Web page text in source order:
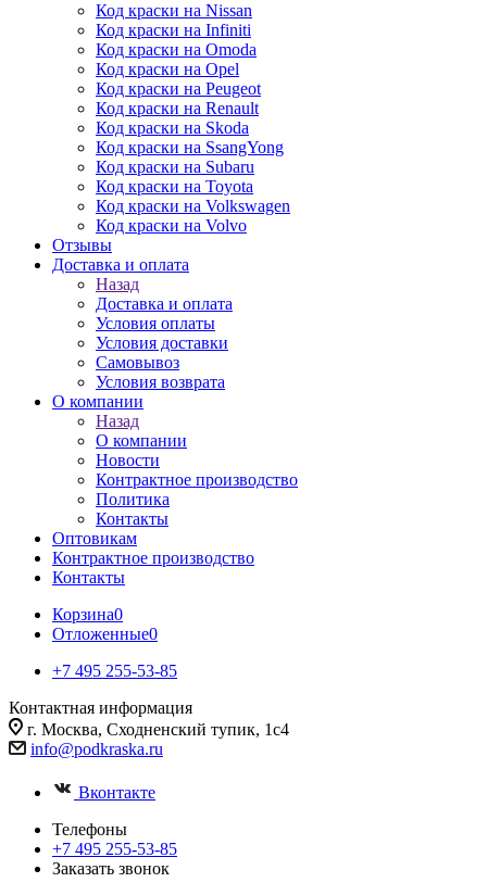
Код краски на Nissan
Код краски на Infiniti
Код краски на Omoda
Код краски на Opel
Код краски на Peugeot
Код краски на Renault
Код краски на Skoda
Код краски на SsangYong
Код краски на Subaru
Код краски на Toyota
Код краски на Volkswagen
Код краски на Volvo
Отзывы
Доставка и оплата
Назад
Доставка и оплата
Условия оплаты
Условия доставки
Самовывоз
Условия возврата
О компании
Назад
О компании
Новости
Контрактное производство
Политика
Контакты
Оптовикам
Контрактное производство
Контакты
Корзина0
Отложенные0
+7 495 255-53-85
Контактная информация
г. Москва, Сходненский тупик, 1с4
info@podkraska.ru
Вконтакте
Телефоны
+7 495 255-53-85
Заказать звонок